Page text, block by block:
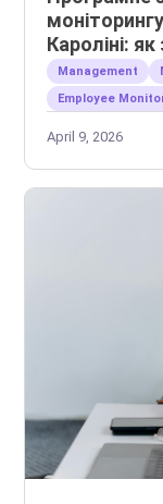
Кароліні:
Management
Employee
April 9, 2026